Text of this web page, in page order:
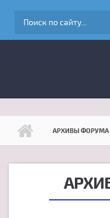
ФОРМА ПОИСКА
АРХИВЫ ФОРУМА